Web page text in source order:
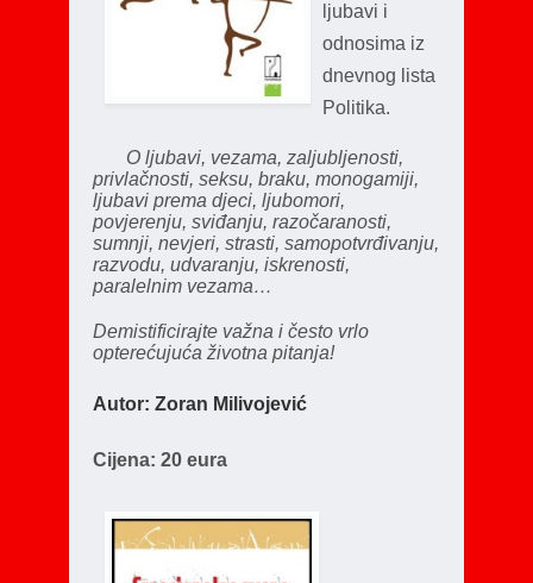
ljubavi i
odnosima iz
dnevnog lista
Politika.
O ljubavi, vezama, zaljubljenosti,
privlačnosti, seksu, braku, monogamiji,
ljubavi prema djeci, ljubomori,
povjerenju, sviđanju, razočaranosti,
sumnji, nevjeri, strasti, samopotvrđivanju,
razvodu, udvaranju, iskrenosti,
paralelnim vezama…
Demistificirajte važna i često vrlo
opterećujuća životna pitanja!
Autor: Zoran Milivojević
Cijena: 20 eura